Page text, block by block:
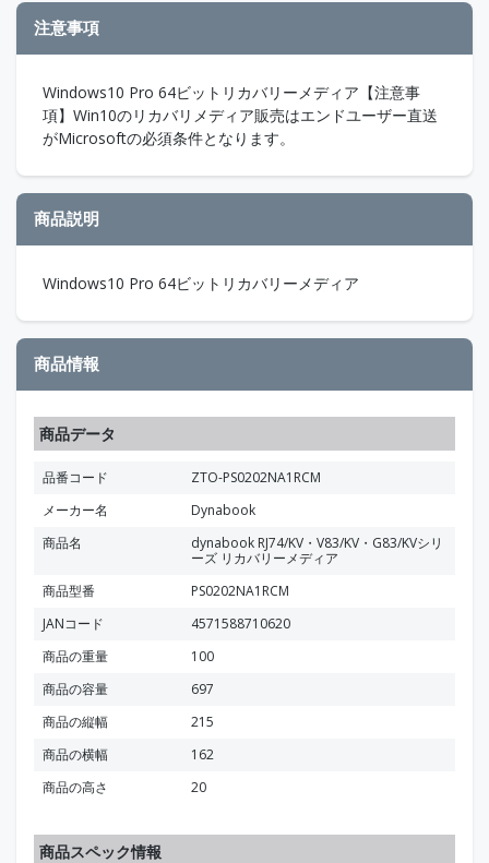
注意事項
Windows10 Pro 64ビットリカバリーメディア【注意事
項】Win10のリカバリメディア販売はエンドユーザー直送
がMicrosoftの必須条件となります。
商品説明
Windows10 Pro 64ビットリカバリーメディア
商品情報
商品データ
品番コード
ZTO-PS0202NA1RCM
メーカー名
Dynabook
商品名
dynabook RJ74/KV・V83/KV・G83/KVシリ
ーズ リカバリーメディア
商品型番
PS0202NA1RCM
JANコード
4571588710620
商品の重量
100
商品の容量
697
商品の縦幅
215
商品の横幅
162
商品の高さ
20
商品スペック情報